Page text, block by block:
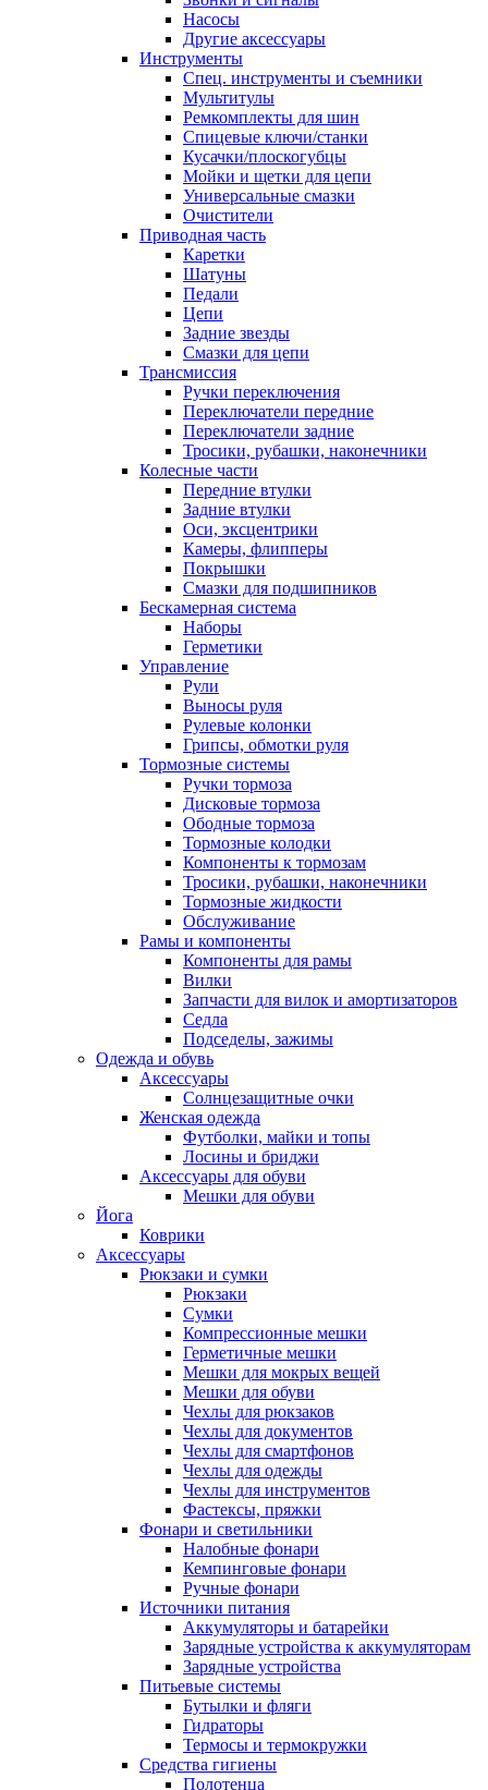
Насосы
Другие аксессуары
Инструменты
Спец. инструменты и съемники
Мультитулы
Ремкомплекты для шин
Спицевые ключи/станки
Кусачки/плоскогубцы
Мойки и щетки для цепи
Универсальные смазки
Очистители
Приводная часть
Каретки
Шатуны
Педали
Цепи
Задние звезды
Смазки для цепи
Трансмиссия
Ручки переключения
Переключатели передние
Переключатели задние
Тросики, рубашки, наконечники
Колесные части
Передние втулки
Задние втулки
Оси, эксцентрики
Камеры, флипперы
Покрышки
Смазки для подшипников
Бескамерная система
Наборы
Герметики
Управление
Рули
Выносы руля
Рулевые колонки
Грипсы, обмотки руля
Тормозные системы
Ручки тормоза
Дисковые тормоза
Ободные тормоза
Тормозные колодки
Компоненты к тормозам
Тросики, рубашки, наконечники
Тормозные жидкости
Обслуживание
Рамы и компоненты
Компоненты для рамы
Вилки
Запчасти для вилок и амортизаторов
Седла
Подседелы, зажимы
Одежда и обувь
Аксессуары
Солнцезащитные очки
Женская одежда
Футболки, майки и топы
Лосины и бриджи
Аксессуары для обуви
Мешки для обуви
Йога
Коврики
Аксессуары
Рюкзаки и сумки
Рюкзаки
Сумки
Компрессионные мешки
Герметичные мешки
Мешки для мокрых вещей
Мешки для обуви
Чехлы для рюкзаков
Чехлы для документов
Чехлы для смартфонов
Чехлы для одежды
Чехлы для инструментов
Фастексы, пряжки
Фонари и светильники
Налобные фонари
Кемпинговые фонари
Ручные фонари
Источники питания
Аккумуляторы и батарейки
Зарядные устройства к аккумуляторам
Зарядные устройства
Питьевые системы
Бутылки и фляги
Гидраторы
Термосы и термокружки
Средства гигиены
Полотенца